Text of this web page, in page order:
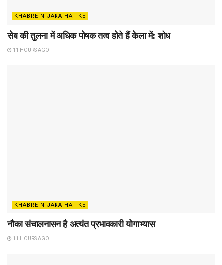
KHABREIN JARA HAT KE
सेब की तुलना में अधिक पोषक तत्व होते हैं केला में: शोध
11 HOURS AGO
KHABREIN JARA HAT KE
नौका संचालनासन है अत्यंत प्रभावकारी योगाभ्यास
11 HOURS AGO